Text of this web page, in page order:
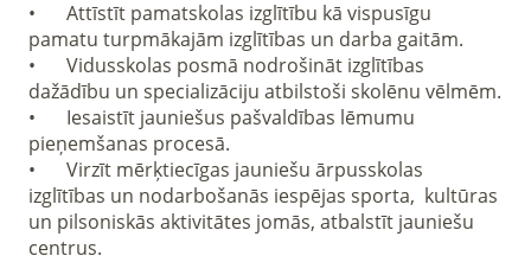
•	Attīstīt pamatskolas izglītību kā vispusīgu
pamatu turpmākajām izglītības un darba gaitām.
•	Vidusskolas posmā nodrošināt izglītības
dažādību un specializāciju atbilstoši skolēnu vēlmēm.
•	Iesaistīt jauniešus pašvaldības lēmumu
pieņemšanas procesā.
•	Virzīt mērķtiecīgas jauniešu ārpusskolas
izglītības un nodarbošanās iespējas sporta,  kultūras
un pilsoniskās aktivitātes jomās, atbalstīt jauniešu
centrus.